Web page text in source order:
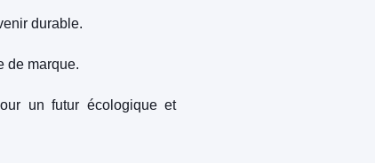
durable.
de marque.
un futur écologique et